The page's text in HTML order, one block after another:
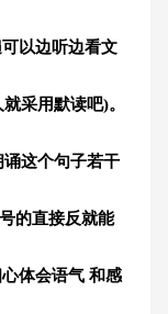
以边听边看文
采用默读吧)。
这个句子若干
的直接反就能
体会语气 和感